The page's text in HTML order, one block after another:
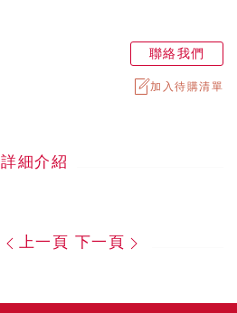
聯絡我們
加入待購清單
詳細介紹
上一頁 下一頁